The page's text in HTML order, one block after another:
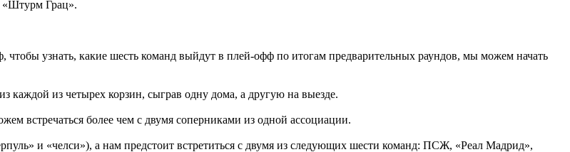
«Штурм Грац».
чтобы узнать, какие шесть команд выйдут в плей-офф по итогам предварительных раундов, мы можем начать
каждой из четырех корзин, сыграв одну дома, а другую на выезде.
встречаться более чем с двумя соперниками из одной ассоциации.
и «челси»), а нам предстоит встретиться с двумя из следующих шести команд: ПСЖ, «Реал Мадрид»,